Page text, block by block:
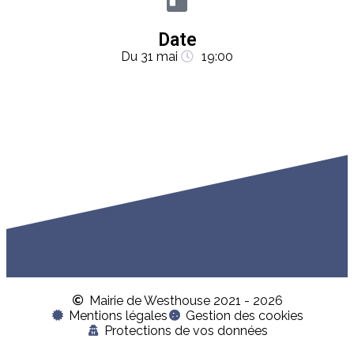
Date
Du 31 mai 19:00
Mairie de Westhouse 2021 - 2026
Mentions légales
Gestion des cookies
Protections de vos données